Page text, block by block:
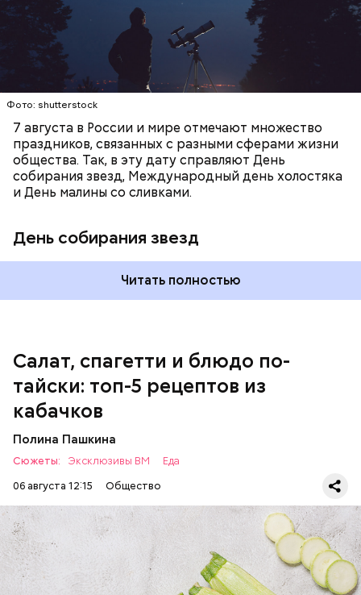
Фото: shutterstock
7 августа в России и мире отмечают множество
праздников, связанных с разными сферами жизни
общества. Так, в эту дату справляют День
собирания звезд, Международный день холостяка
и День малины со сливками.
День собирания звезд
наблюдать за падающими звездами.
Читать полностью
Салат, спагетти и блюдо по-
тайски: топ-5 рецептов из
кабачков
Полина Пашкина
Сюжеты: Эксклюзивы ВМ
Еда
06 августа 12:15
Общество
Ингредиенты:
чеснок;
Копылов.
Однако диетолог предупредила: не для всех дыня
может быть полезна. В первую очередь ее стоит
есть с осторожностью людям:
с сахарным диабетом;
лишним весом.